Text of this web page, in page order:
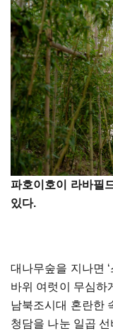
파호이호이 라바필
있다.
대나무숲을 지나면
바위 여럿이 무심하
남북조시대 혼란한
청담을 나눈 일곱 선